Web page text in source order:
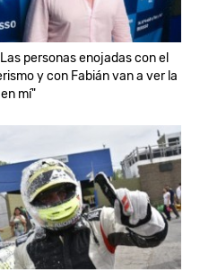
personas enojadas con el
y con Fabián van a ver la
mí"